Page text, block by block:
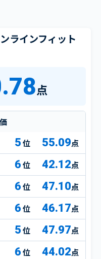
ラインフィット
点
5 55.09点
6 42.12点
6 47.10点
6 46.17点
5 47.97点
6 44.02点